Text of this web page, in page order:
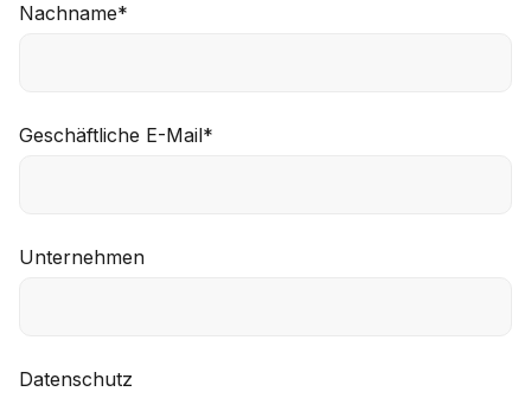
Nachname*
Geschäftliche E-Mail*
Unternehmen
Datenschutz